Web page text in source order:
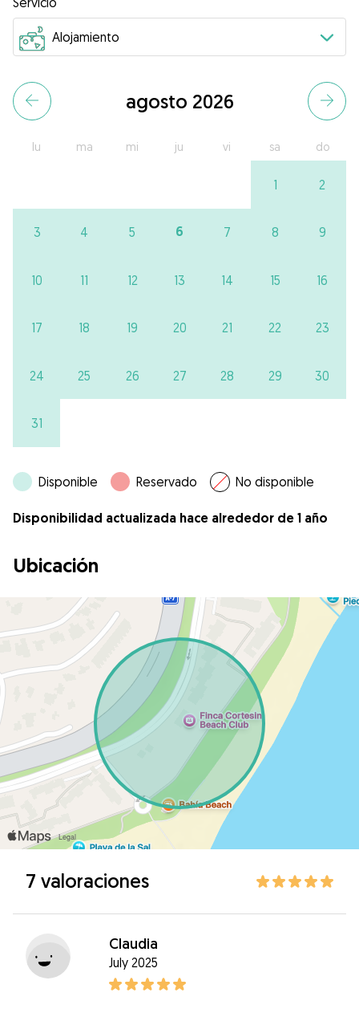
agosto 2026
lu ma mi ju vi sa do
1 2
3 4 5 6 7 8 9
10 11 12 13 14 15 16
17 18 19 20 21 22 23
24 25 26 27 28 29 30
31
Disponible Reservado No disponible
Disponibilidad actualizada hace alrededor de 1 año
Ubicación
7 valoraciones
Claudia
July 2025